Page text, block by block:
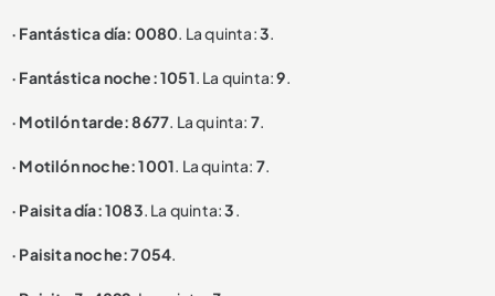
· Fantástica día: 0080. La quinta:3.
· Fantástica noche: 1051. La quinta:9.
· Motilón tarde: 8677. La quinta: 7.
· Motilón noche: 1001. La quinta: 7.
· Paisita día: 1083. La quinta:3.
· Paisita noche: 7054.